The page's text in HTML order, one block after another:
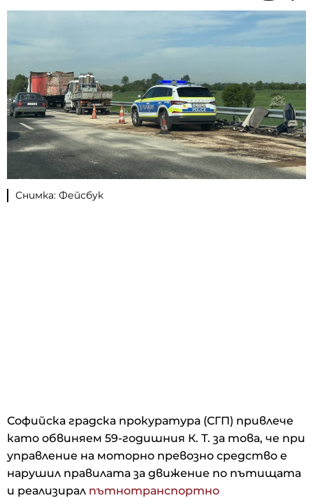
Снимка: Фейсбук
Софийска градска прокуратура (СГП) привлече
като обвиняем 59-годишния К. Т. за това, че при
управление на моторно превозно средство е
нарушил правилата за движение по пътищата
и реализирал пътнотранспортно